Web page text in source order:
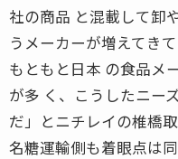
社の商品 と混載して卸
うメーカーが増えてきて
もともと日本 の食品メ
が多 く、こうしたニー
だ」とニチレイの椎橋
名糖運輸側も着眼点は同